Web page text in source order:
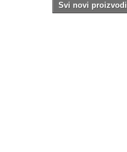
Svi novi proizvodi